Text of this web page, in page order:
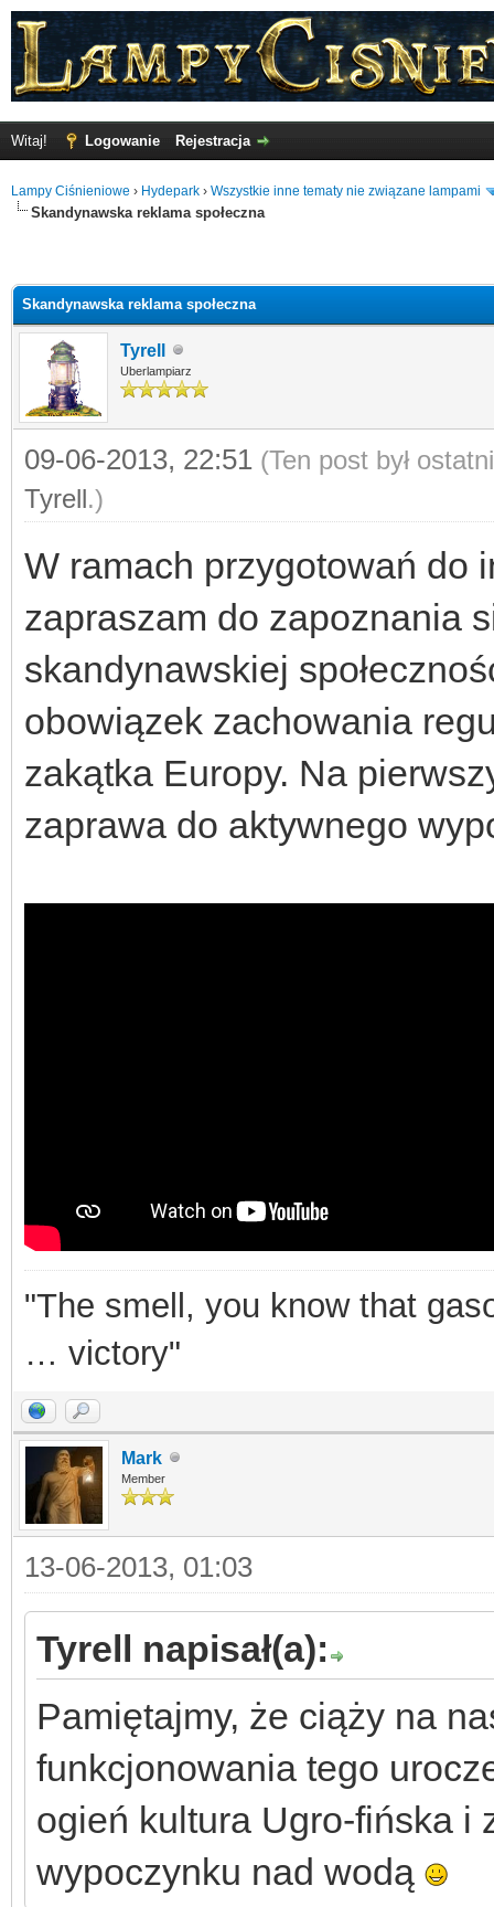
Witaj! Logowanie Rejestracja
Lampy Ciśnieniowe › Hydepark › Wszystkie inne tematy nie związane lampami
Skandynawska reklama społeczna
Skandynawska reklama społeczna
Tyrell
Uberlampiarz
09-06-2013, 22:51 (Ten post był
Tyrell.)
W ramach przygotowań do
zapraszam do zapoznania
skandynawskiej
obowiązek zachowania
zakątka Europy. Na
zaprawa do aktywnego
"The smell, you know that
… victory"
Mark
Member
13-06-2013, 01:03
Tyrell napisał(a):
Pamiętajmy, że ciąży na
funkcjonowania tego
ogień kultura Ugro-fińska i
wypoczynku nad wodą